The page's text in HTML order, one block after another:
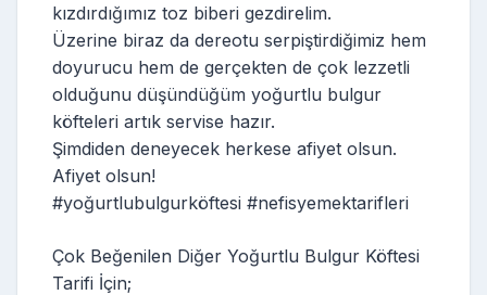
kızdırdığımız toz biberi gezdirelim.
Üzerine biraz da dereotu serpiştirdiğimiz hem
doyurucu hem de gerçekten de çok lezzetli
olduğunu düşündüğüm yoğurtlu bulgur
köfteleri artık servise hazır.
Şimdiden deneyecek herkese afiyet olsun.
Afiyet olsun!
#yoğurtlubulgurköftesi #nefisyemektarifleri
Çok Beğenilen Diğer Yoğurtlu Bulgur Köftesi
Tarifi İçin;